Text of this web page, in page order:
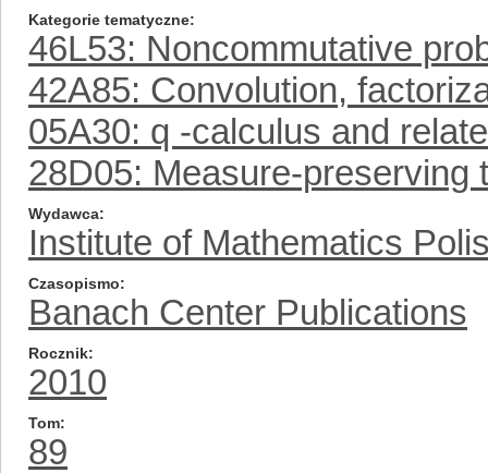
Kategorie tematyczne
46L53: Noncommutative
42A85: Convolution,
05A30: q -calculus and
28D05: Measure-preserving
Wydawca
Institute of Mathematics
Czasopismo
Banach Center Publications
Rocznik
2010
Tom
89